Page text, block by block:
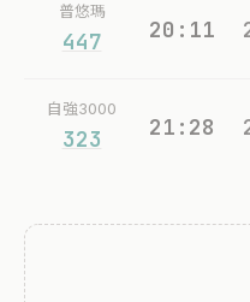
普悠瑪
447 20:11
自強3000
323 21:28